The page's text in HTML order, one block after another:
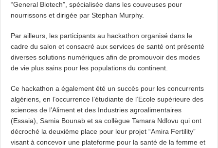
“General Biotech”, spécialisée dans les couveuses pour
nourrissons et dirigée par Stephan Murphy.
Par ailleurs, les participants au hackathon organisé dans le
cadre du salon et consacré aux services de santé ont présenté
diverses solutions numériques afin de promouvoir des modes
de vie plus sains pour les populations du continent.
Ce hackathon a également été un succès pour les concurrents
algériens, en l’occurrence l’étudiante de l’Ecole supérieure des
sciences de l’Aliment et des Industries agroalimentaires
(Essaia), Samia Bounab et sa collègue Tamara Ndlovu qui ont
décroché la deuxième place pour leur projet “Amira Fertility”
visant à concevoir une plateforme pour la santé de la femme et